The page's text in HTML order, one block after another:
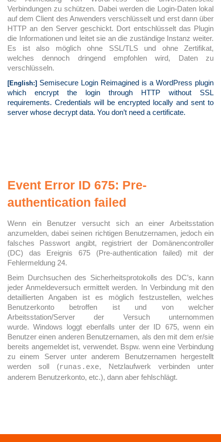
Verbindungen zu schützen. Dabei werden die Login-Daten lokal
auf dem Client des Anwenders verschlüsselt und erst dann über
HTTP an den Server geschickt. Dort entschlüsselt das Plugin
die Informationen und leitet sie an die zuständige Instanz weiter.
Es ist also möglich ohne SSL/TLS und ohne Zertifikat,
welches dennoch dringend empfohlen wird, Daten zu
verschlüsseln.
[English:] Semisecure Login Reimagined is a WordPress plugin
which encrypt the login through HTTP without SSL
requirements. Credentials will be encrypted locally and sent to
server whose decrypt data. You don’t need a certificate.
Event Error ID 675: Pre-
authentication failed
Wenn ein Benutzer versucht sich an einer Arbeitsstation
anzumelden, dabei seinen richtigen Benutzernamen, jedoch ein
falsches Passwort angibt, registriert der Domänencontroller
(DC) das Ereignis 675 (Pre-authentication failed) mit der
Fehlermeldung 24.
Beim Durchsuchen des Sicherheitsprotokolls des DC’s, kann
jeder Anmeldeversuch ermittelt werden. In Verbindung mit den
detaillierten Angaben ist es möglich festzustellen, welches
Benutzerkonto betroffen ist und von welcher
Arbeitsstation/Server der Versuch unternommen
wurde. Windows loggt ebenfalls unter der ID 675, wenn ein
Benutzer einen anderen Benutzernamen, als den mit dem er/sie
bereits angemeldet ist, verwendet. Bspw. wenn eine Verbindung
zu einem Server unter anderem Benutzernamen hergestellt
werden soll (runas.exe, Netzlaufwerk verbinden unter
anderem Benutzerkonto, etc.), dann aber fehlschlägt.